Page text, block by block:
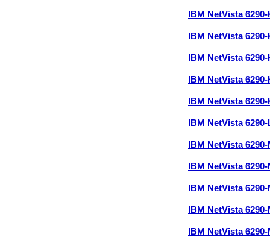
IBM NetVista
IBM NetVista
IBM NetVista
IBM NetVista
IBM NetVista
IBM NetVista
IBM NetVista
IBM NetVista
IBM NetVista
IBM NetVista
IBM NetVista